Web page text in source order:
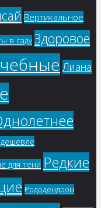
Вертикальное
в саду Здоровое
Лиана
для тени Редкие
Рододендрон